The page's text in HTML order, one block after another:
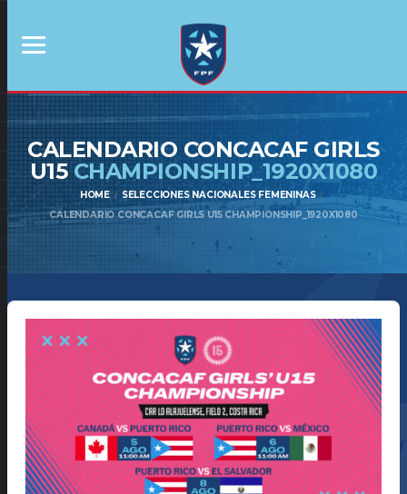
CALENDARIO CONCACAF GIRLS
U15CHAMPIONSHIP_1920X1080
HOME
SELECCIONES NACIONALES FEMENINAS
CALENDARIO CONCACAF GIRLS U15 CHAMPIONSHIP_1920X1080